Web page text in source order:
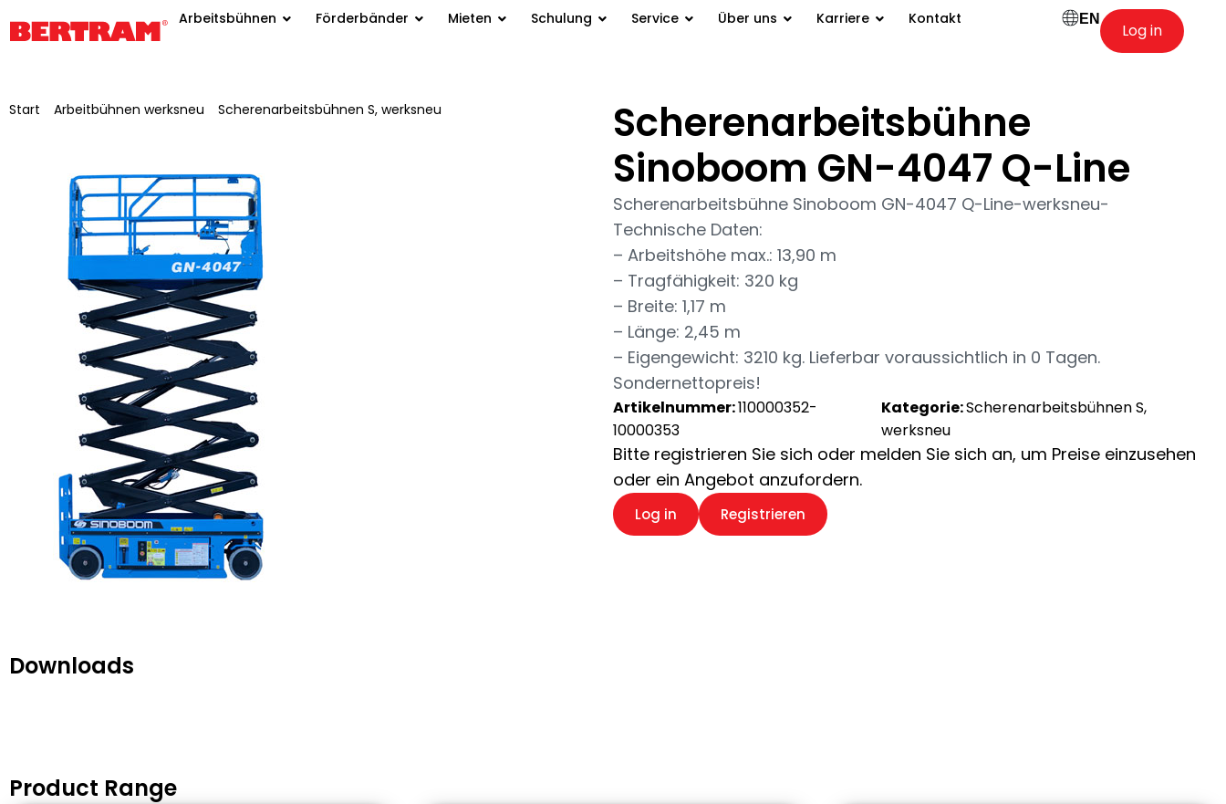
Arbeitsbühnen Förderbänder Mieten Schulung Service Über uns Karriere Kontakt EN
Log in
Start Arbeitbühnen werksneu Scherenarbeitsbühnen S, werksneu
Scherenarbeitsbühne
Sinoboom GN-4047 Q-Line
Scherenarbeitsbühne Sinoboom GN-4047 Q-Line-werksneu-
Technische Daten:
– Arbeitshöhe max.: 13,90 m
– Tragfähigkeit: 320 kg
– Breite: 1,17 m
– Länge: 2,45 m
– Eigengewicht: 3210 kg. Lieferbar voraussichtlich in 0 Tagen.
Sondernettopreis!
Artikelnummer:110000352-
10000353
Kategorie:Scherenarbeitsbühnen S,
werksneu
Bitte registrieren Sie sich oder melden Sie sich an, um Preise einzusehen
oder ein Angebot anzufordern.
Log in Registrieren
Downloads
Product Range